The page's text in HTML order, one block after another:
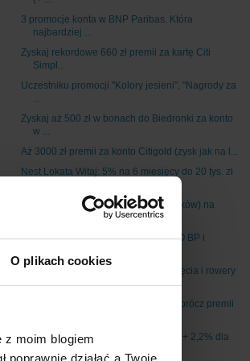
O plikach cookies
z moim blogiem
działać a Twoje
3 promocje konta w BNP Paribas. Która
najbardziej ...
Zyskaj rekordowe 660 zł premii za kartę Citi
Simpl...
Uczestniku promocji "Kolory jesieni", "Nagrody za
...
Zyskaj aż 500 zł w bonach do Biedronki za konto
w ...
Aż 3000 zł premii za konto Citigold (zysk jak na l...
Nest Lokata Witaj: 5% na 6 miesięcy do 20 tys. zł
1,7% do 100 tys. zł (dla nowych środków) na
Promocja dla obecnych klientów PKO BP i
Gwarantowana premia 400 zł do wzięcia i rowery
do ...
Więcej od Santander Banku! Teraz oprócz premii
Do 300 zł premii za konto w mBanku + 2,2% dla